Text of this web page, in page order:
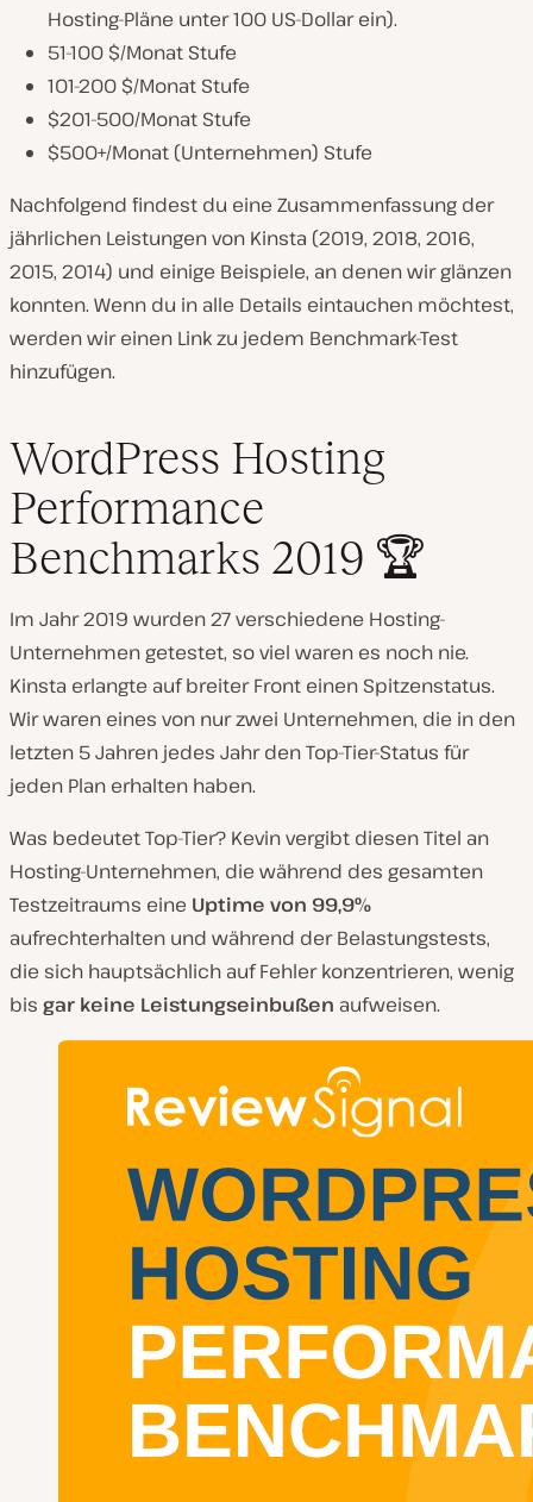
Hosting-Pläne unter 100 US-Dollar ein).
51-100 $/Monat Stufe
101-200 $/Monat Stufe
$201-500/Monat Stufe
$500+/Monat (Unternehmen) Stufe
Nachfolgend findest du eine Zusammenfassung der
jährlichen Leistungen von Kinsta (2019, 2018, 2016,
2015, 2014) und einige Beispiele, an denen wir glänzen
konnten. Wenn du in alle Details eintauchen möchtest,
werden wir einen Link zu jedem Benchmark-Test
hinzufügen.
WordPress Hosting
Performance
Benchmarks 2019 🏆
Im Jahr 2019 wurden 27 verschiedene Hosting-
Unternehmen getestet, so viel waren es noch nie.
Kinsta erlangte auf breiter Front einen Spitzenstatus.
Wir waren eines von nur zwei Unternehmen, die in den
letzten 5 Jahren jedes Jahr den Top-Tier-Status für
jeden Plan erhalten haben.
Was bedeutet Top-Tier? Kevin vergibt diesen Titel an
Hosting-Unternehmen, die während des gesamten
Testzeitraums eine Uptime von 99,9%
aufrechterhalten und während der Belastungstests,
die sich hauptsächlich auf Fehler konzentrieren, wenig
bis gar keine Leistungseinbußen aufweisen.